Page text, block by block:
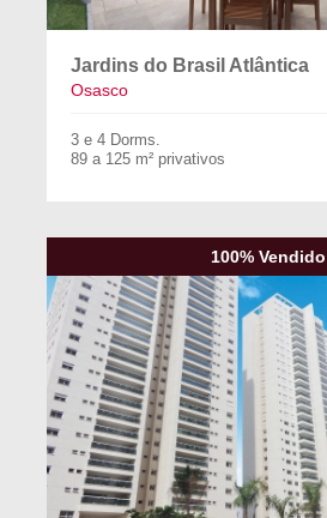
Jardins do Brasil Atlântica
Osasco
3 e 4 Dorms.
89 a 125 m² privativos
100% Vendido